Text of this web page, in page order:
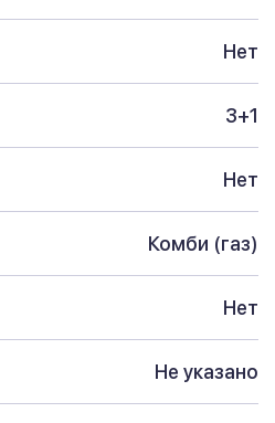
Нет
3+1
Нет
Комби (газ)
Нет
Не указано